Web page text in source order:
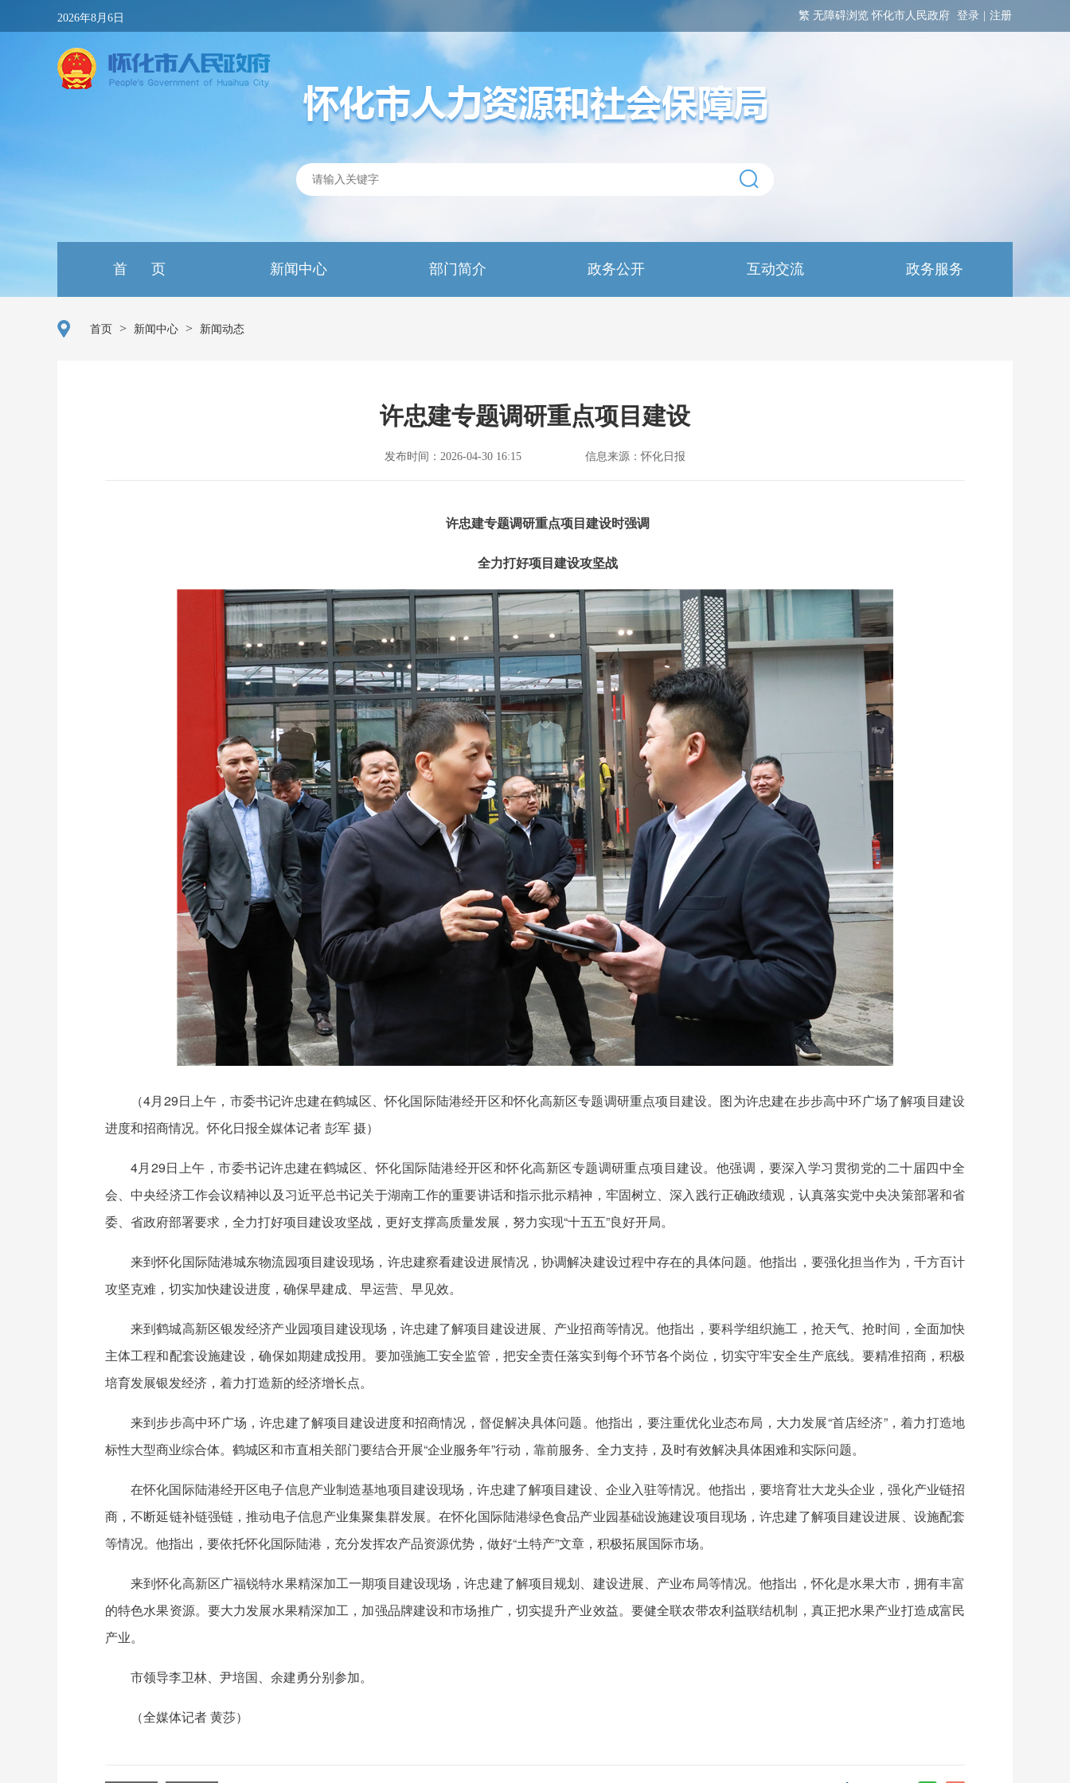
2026年8月6日 繁 无障碍浏览 怀化市人民政府 登录 注册
首 页 新闻中心 部门简介 政务公开 互动交流 政务服务
首页 > 新闻中心 > 新闻动态
​许忠建专题调研重点项目建设
发布时间：2026-04-30 16:15 信息来源：怀化日报
许忠建专题调研重点项目建设时强调
全力打好项目建设攻坚战
（4月29日上午，市委书记许忠建在鹤城区、怀化国际陆港经开区和怀化高新区专题调研重点项目建设。图为许忠建在步步高中环广场了解项目建设
进度和招商情况。怀化日报全媒体记者 彭军 摄）
4月29日上午，市委书记许忠建在鹤城区、怀化国际陆港经开区和怀化高新区专题调研重点项目建设。他强调，要深入学习贯彻党的二十届四中全
会、中央经济工作会议精神以及习近平总书记关于湖南工作的重要讲话和指示批示精神，牢固树立、深入践行正确政绩观，认真落实党中央决策部署和省
委、省政府部署要求，全力打好项目建设攻坚战，更好支撑高质量发展，努力实现“十五五”良好开局。
来到怀化国际陆港城东物流园项目建设现场，许忠建察看建设进展情况，协调解决建设过程中存在的具体问题。他指出，要强化担当作为，千方百计
攻坚克难，切实加快建设进度，确保早建成、早运营、早见效。
来到鹤城高新区银发经济产业园项目建设现场，许忠建了解项目建设进展、产业招商等情况。他指出，要科学组织施工，抢天气、抢时间，全面加快
主体工程和配套设施建设，确保如期建成投用。要加强施工安全监管，把安全责任落实到每个环节各个岗位，切实守牢安全生产底线。要精准招商，积极
培育发展银发经济，着力打造新的经济增长点。
来到步步高中环广场，许忠建了解项目建设进度和招商情况，督促解决具体问题。他指出，要注重优化业态布局，大力发展“首店经济”，着力打造地
标性大型商业综合体。鹤城区和市直相关部门要结合开展“企业服务年”行动，靠前服务、全力支持，及时有效解决具体困难和实际问题。
在怀化国际陆港经开区电子信息产业制造基地项目建设现场，许忠建了解项目建设、企业入驻等情况。他指出，要培育壮大龙头企业，强化产业链招
商，不断延链补链强链，推动电子信息产业集聚集群发展。在怀化国际陆港绿色食品产业园基础设施建设项目现场，许忠建了解项目建设进展、设施配套
等情况。他指出，要依托怀化国际陆港，充分发挥农产品资源优势，做好“土特产”文章，积极拓展国际市场。
来到怀化高新区广福锐特水果精深加工一期项目建设现场，许忠建了解项目规划、建设进展、产业布局等情况。他指出，怀化是水果大市，拥有丰富
的特色水果资源。要大力发展水果精深加工，加强品牌建设和市场推广，切实提升产业效益。要健全联农带农利益联结机制，真正把水果产业打造成富民
产业。
市领导李卫林、尹培国、余建勇分别参加。
（全媒体记者 黄莎）